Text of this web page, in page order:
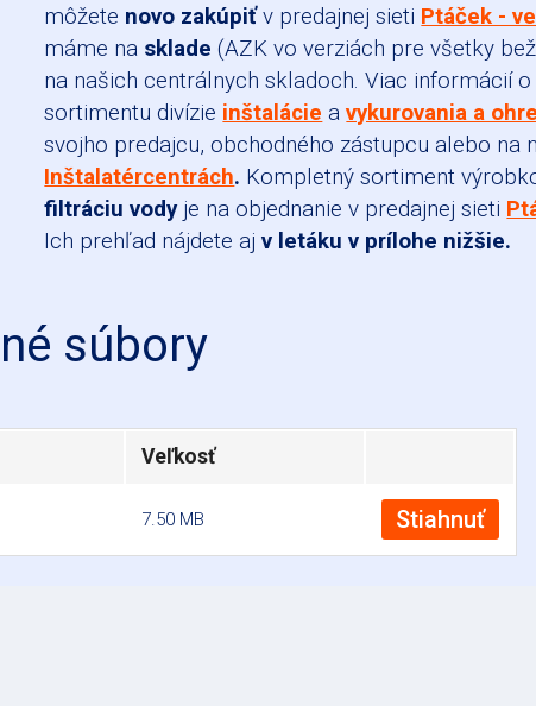
môžete novo zakúpiťv predajnej sieti Ptáček -
máme na sklade (AZK vo verziách pre všetky
na našich centrálnych skladoch. Viac informácií
sortimentu divízie inštalácie a vykurovania a
svojho predajcu, obchodného zástupcu alebo na
Inštalatércentrách. Kompletný sortiment
filtráciu vodyje na objednanie v predajnej sieti
Ich prehľad nájdete ajv letáku v prílohe nižšie.
súbory
Veľkosť
7.50 MB Stiahnuť